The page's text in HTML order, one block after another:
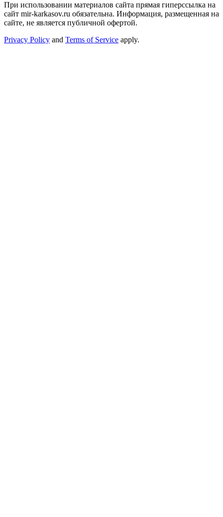
При использовании материалов сайта прямая гиперссылка на
сайт mir-karkasov.ru обязательна. Информация, размещенная на
сайте, не является публичной офертой.
Privacy Policy and Terms of Service apply.